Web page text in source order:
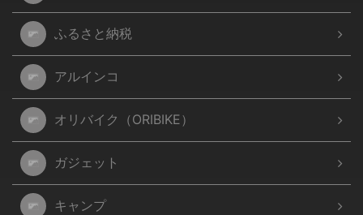
ふるさと納税
アルインコ
オリバイク（ORIBIKE）
ガジェット
キャンプ